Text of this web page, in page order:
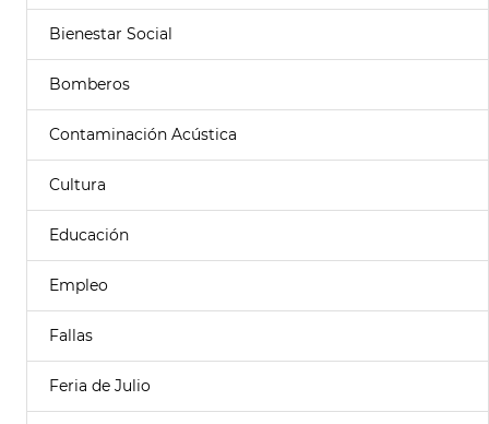
Bienestar Social
Bomberos
Contaminación Acústica
Cultura
Educación
Empleo
Fallas
Feria de Julio